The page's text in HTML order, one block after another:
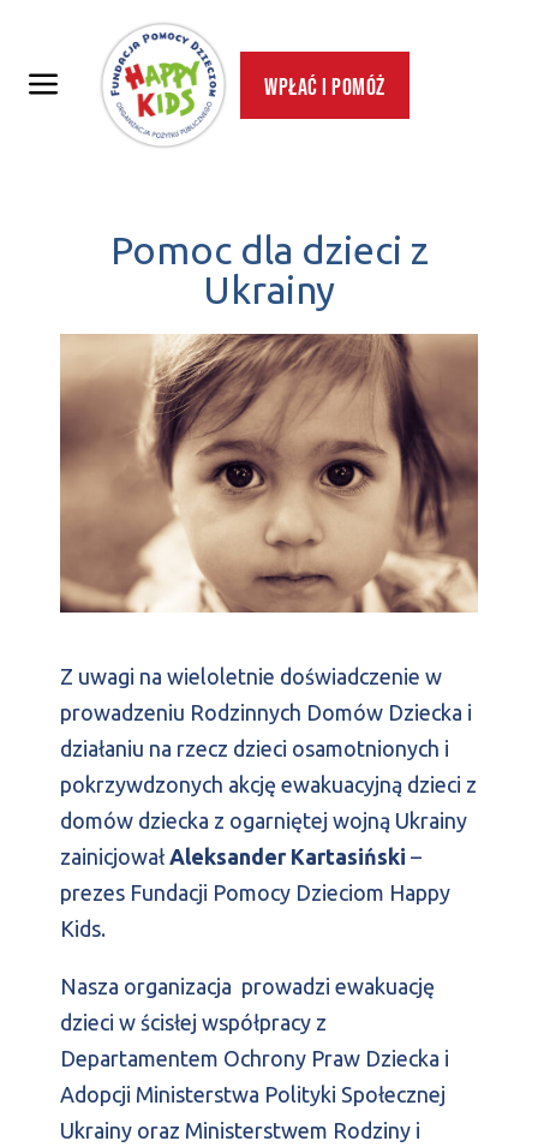
Wpłać i pomóż
Pomoc dla dzieci z
Ukrainy
Z uwagi na wieloletnie doświadczenie w
prowadzeniu Rodzinnych Domów Dziecka i
działaniu na rzecz dzieci osamotnionych i
pokrzywdzonych akcję ewakuacyjną dzieci z
domów dziecka z ogarniętej wojną Ukrainy
zainicjował Aleksander Kartasiński –
prezes Fundacji Pomocy Dzieciom Happy
Kids.
Nasza organizacja prowadzi ewakuację
dzieci w ścisłej współpracy z
Departamentem Ochrony Praw Dziecka i
Adopcji Ministerstwa Polityki Społecznej
Ukrainy oraz Ministerstwem Rodziny i